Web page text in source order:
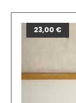
23,00 €